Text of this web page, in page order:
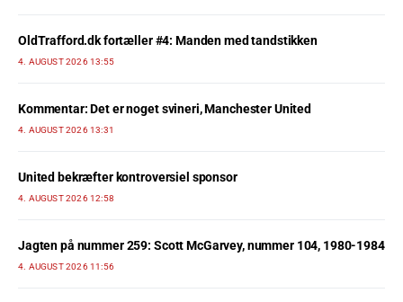
OldTrafford.dk fortæller #4: Manden med tandstikken
4. AUGUST 2026 13:55
Kommentar: Det er noget svineri, Manchester United
4. AUGUST 2026 13:31
United bekræfter kontroversiel sponsor
4. AUGUST 2026 12:58
Jagten på nummer 259: Scott McGarvey, nummer 104, 1980-1984
4. AUGUST 2026 11:56